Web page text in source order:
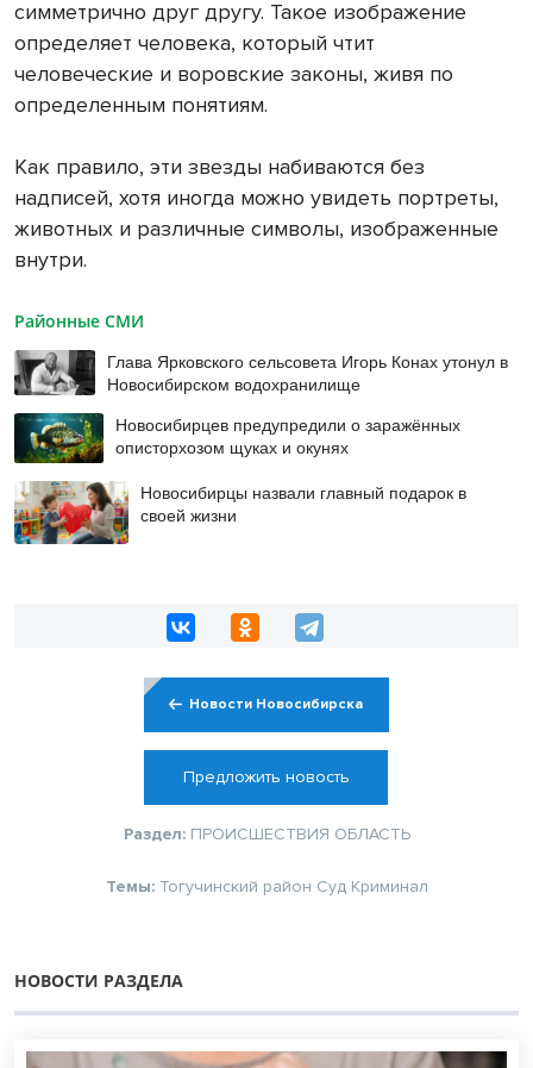
симметрично друг другу. Такое изображение
определяет человека, который чтит
человеческие и воровские законы, живя по
определенным понятиям.
Как правило, эти звезды набиваются без
надписей, хотя иногда можно увидеть портреты,
животных и различные символы, изображенные
внутри.
Районные СМИ
Глава Ярковского сельсовета Игорь Конах утонул в
Новосибирском водохранилище
Новосибирцев предупредили о заражённых
описторхозом щуках и окунях
Новосибирцы назвали главный подарок в
своей жизни
Новости Новосибирска
Предложить новость
Раздел: ПРОИСШЕСТВИЯ ОБЛАСТЬ
Темы: Тогучинский район Суд Криминал
НОВОСТИ РАЗДЕЛА